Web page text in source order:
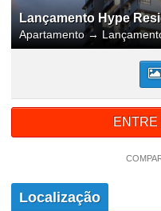
Lançamento Hype
Apartamento→
ENTRE
Localização